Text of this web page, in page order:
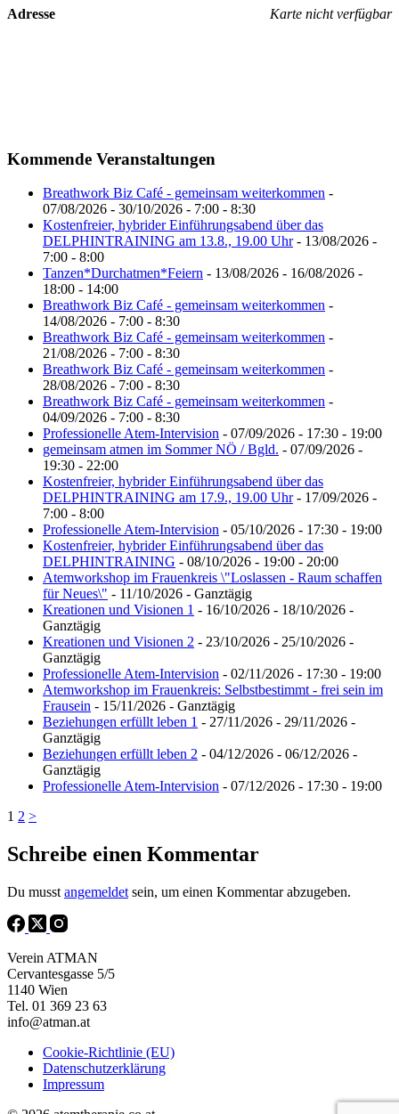
Karte nicht verfügbar
Adresse
Kommende Veranstaltungen
Breathwork Biz Café - gemeinsam weiterkommen -
07/08/2026 - 30/10/2026 - 7:00 - 8:30
Kostenfreier, hybrider Einführungsabend über das
DELPHINTRAINING am 13.8., 19.00 Uhr- 13/08/2026 -
7:00 - 8:00
Tanzen*Durchatmen*Feiern - 13/08/2026 - 16/08/2026 -
18:00 - 14:00
Breathwork Biz Café - gemeinsam weiterkommen -
14/08/2026 - 7:00 - 8:30
Breathwork Biz Café - gemeinsam weiterkommen -
21/08/2026 - 7:00 - 8:30
Breathwork Biz Café - gemeinsam weiterkommen -
28/08/2026 - 7:00 - 8:30
Breathwork Biz Café - gemeinsam weiterkommen -
04/09/2026 - 7:00 - 8:30
Professionelle Atem-Intervision - 07/09/2026 - 17:30 - 19:00
gemeinsam atmen im Sommer NÖ / Bgld. - 07/09/2026 -
19:30 - 22:00
Kostenfreier, hybrider Einführungsabend über das
DELPHINTRAINING am 17.9., 19.00 Uhr- 17/09/2026 -
7:00 - 8:00
Professionelle Atem-Intervision - 05/10/2026 - 17:30 - 19:00
Kostenfreier, hybrider Einführungsabend über das
DELPHINTRAINING - 08/10/2026 - 19:00 - 20:00
Atemworkshop im Frauenkreis \"Loslassen - Raum schaffen
für Neues\" - 11/10/2026 - Ganztägig
Kreationen und Visionen 1 - 16/10/2026 - 18/10/2026 -
Ganztägig
Kreationen und Visionen 2 - 23/10/2026 - 25/10/2026 -
Ganztägig
Professionelle Atem-Intervision - 02/11/2026 - 17:30 - 19:00
Atemworkshop im Frauenkreis: Selbstbestimmt - frei sein im
Frausein - 15/11/2026 - Ganztägig
Beziehungen erfüllt leben 1 - 27/11/2026 - 29/11/2026 -
Ganztägig
Beziehungen erfüllt leben 2 - 04/12/2026 - 06/12/2026 -
Ganztägig
Professionelle Atem-Intervision - 07/12/2026 - 17:30 - 19:00
1 2 >
Schreibe einen Kommentar
Du musst angemeldet sein, um einen Kommentar abzugeben.
Verein ATMAN
Cervantesgasse 5/5
1140 Wien
Tel. 01 369 23 63
info@atman.at
Cookie-Richtlinie (EU)
Datenschutzerklärung
Impressum